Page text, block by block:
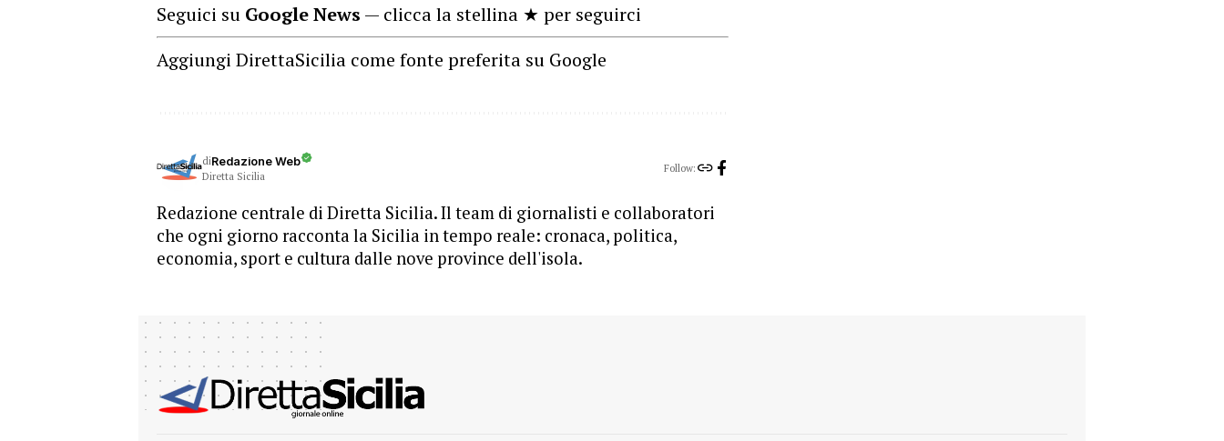
Seguici su Google News — clicca la stellina ★ per seguirci
Aggiungi DirettaSicilia come fonte preferita su Google
diRedazione Web
Diretta Sicilia
Follow:
Redazione centrale di Diretta Sicilia. Il team di giornalisti e collaboratori
che ogni giorno racconta la Sicilia in tempo reale: cronaca, politica,
economia, sport e cultura dalle nove province dell'isola.